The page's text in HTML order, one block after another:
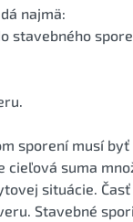
najmä:
stavebného
sporení musí
cieľová suma
situácie.
Stavebné